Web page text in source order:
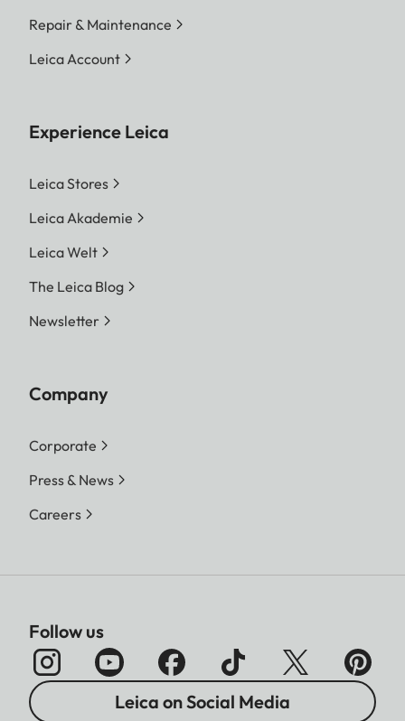
Repair & Maintenance
Leica Account
Experience Leica
Leica Stores
Leica Akademie
Leica Welt
The Leica Blog
Newsletter
Company
Corporate
Press & News
Careers
Follow us
Leica on Social Media